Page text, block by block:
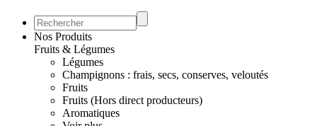
Nos Produits
Fruits & Légumes
Légumes
Champignons : frais, secs, conserves, veloutés
Fruits
Fruits (Hors direct producteurs)
Aromatiques